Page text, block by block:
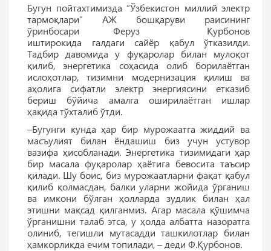
Бугун пойтахтимизда “Ўзбекистон миллий электр
тармоқлари” АЖ
бошқаруви раисининг
ўринбосари Феруз Қурбонов
иштирокида галдаги сайёр қабул ўтказилди.
Тадбир давомида у фуқаролар билан мулоқот
қилиб, энергетика соҳасида олиб борилаётган
ислоҳотлар, тизимни модернизация қилиш ва
аҳолига сифатли электр энергиясини етказиб
бериш бўйича амалга оширилаётган ишлар
ҳақида тўхталиб ўтди.
–Бугунги кунда ҳар бир мурожаатга жиддий ва
масъулият билан ёндашиш биз учун устувор
вазифа ҳисобланади. Энергетика тизимидаги ҳар
бир масала фуқаролар ҳаётига бевосита таъсир
қилади. Шу боис, биз мурожаатларни фақат қабул
қилиб қолмасдан, балки уларни жойида ўрганиш
ва имкони бўлган ҳолларда зудлик билан ҳал
этишни мақсад қилганмиз. Агар масала қўшимча
ўрганишни талаб этса, у ҳолда албатта назоратга
олиниб, тегишли мутасадди ташкилотлар билан
ҳамкорликда ечим топилади, – деди Ф.Қурбонов.